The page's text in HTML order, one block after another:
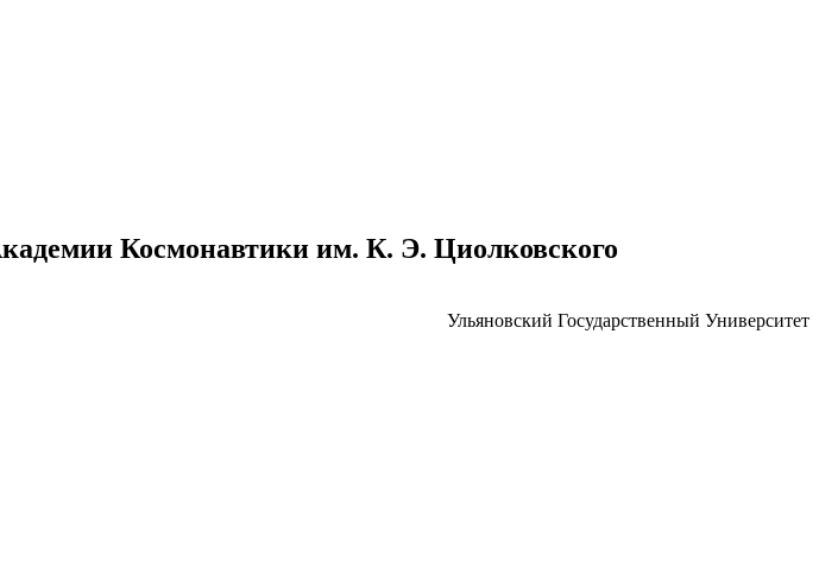
Космонавтики им. К. Э. Циолковского
Ульяновский Государственный Университет